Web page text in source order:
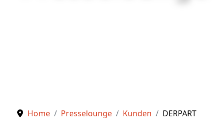
Home Presselounge Kunden DERPART